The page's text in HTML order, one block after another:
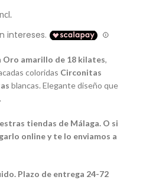
Oro amarillo de 18 kilates,
coloridas Circonitas
blancas. Elegante diseño que
tiendas de Málaga. O si
online y te lo enviamos a
Plazo de entrega 24-72